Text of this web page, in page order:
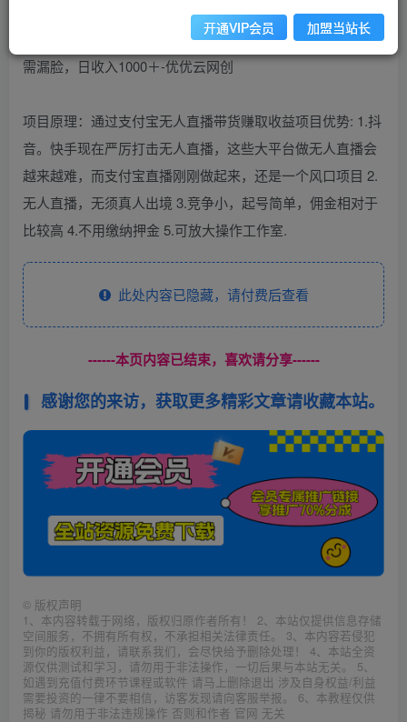
项目原理：通过支付宝无人直播带货赚取收益项目优势: 1.抖
音。快手现在严厉打击无人直播，这些大平台做无人直播会
越来越难，而支付宝直播刚刚做起来，还是一个风口项目 2.
无人直播，无须真人出境 3.竞争小，起号简单，佣金相对于
比较高 4.不用缴纳押金 5.可放大操作工作室.
此处内容已隐藏，请付费后查看
------本页内容已结束，喜欢请分享------
感谢您的来访，获取更多精彩文章请收藏本站。
© 版权声明
1、本内容转载于网络，版权归原作者所有！ 2、本站仅提供信息存储
空间服务，不拥有所有权，不承担相关法律责任。 3、本内容若侵犯
到你的版权利益，请联系我们，会尽快给予删除处理！ 4、本站全资
源仅供测试和学习，请勿用于非法操作，一切后果与本站无关。 5、
如遇到充值付费环节课程或软件 请马上删除退出 涉及自身权益/利益
需要投资的一律不要相信，访客发现请向客服举报。 6、本教程仅供
揭秘 请勿用于非法违规操作 否则和作者 官网 无关
开通VIP会员 加盟当站长